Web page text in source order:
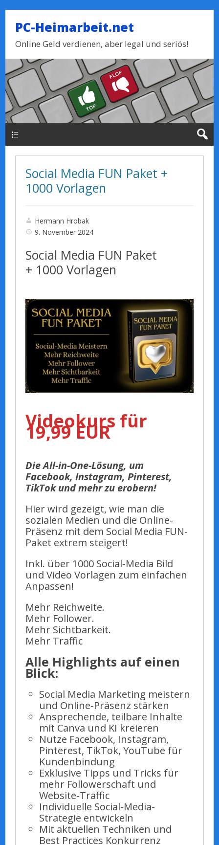
PC-Heimarbeit.net
Online Geld verdienen, aber legal und seriös!
Social Media FUN Paket +
1000 Vorlagen
Hermann Hrobak
9. November 2024
Social Media FUN Paket
+ 1000 Vorlagen
Videokurs für
19,99 EUR
Die All-in-One-Lösung, um
Facebook, Instagram, Pinterest,
TikTok und mehr zu erobern!
Hier wird gezeigt, wie man die
sozialen Medien und die Online-
Präsenz mit dem Social Media FUN-
Paket extrem steigert!
Inkl. über 1000 Social-Media Bild
und Video Vorlagen zum einfachen
Anpassen!
Mehr Reichweite.
Mehr Follower.
Mehr Sichtbarkeit.
Mehr Traffic
Alle Highlights auf einen
Blick:
Social Media Marketing meistern
und Online-Präsenz stärken
Ansprechende, teilbare Inhalte
mit Canva und KI kreieren
Nutze Facebook, Instagram,
Pinterest, TikTok, YouTube für
Kundenbindung
Exklusive Tipps und Tricks für
mehr Followerschaft und
Website-Traffic
Individuelle Social-Media-
Strategie entwickeln
Mit aktuellen Techniken und
Best Practices Konkurrenz